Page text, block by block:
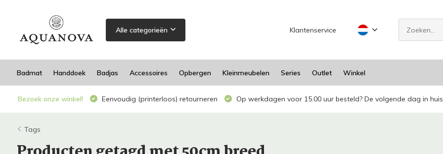
Alle categorieën Klantenservice
Badmat Handdoek Badjas Accessoires Opbergen Kleinmeubelen Series Outlet Winkel
Bezoek onze winkel! Eenvoudig (printerloos) retourneren Op werkdagen voor 15.00 uur besteld? De volgende dag in
Tags